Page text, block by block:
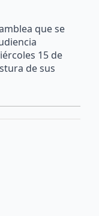
que se
15 de
de sus